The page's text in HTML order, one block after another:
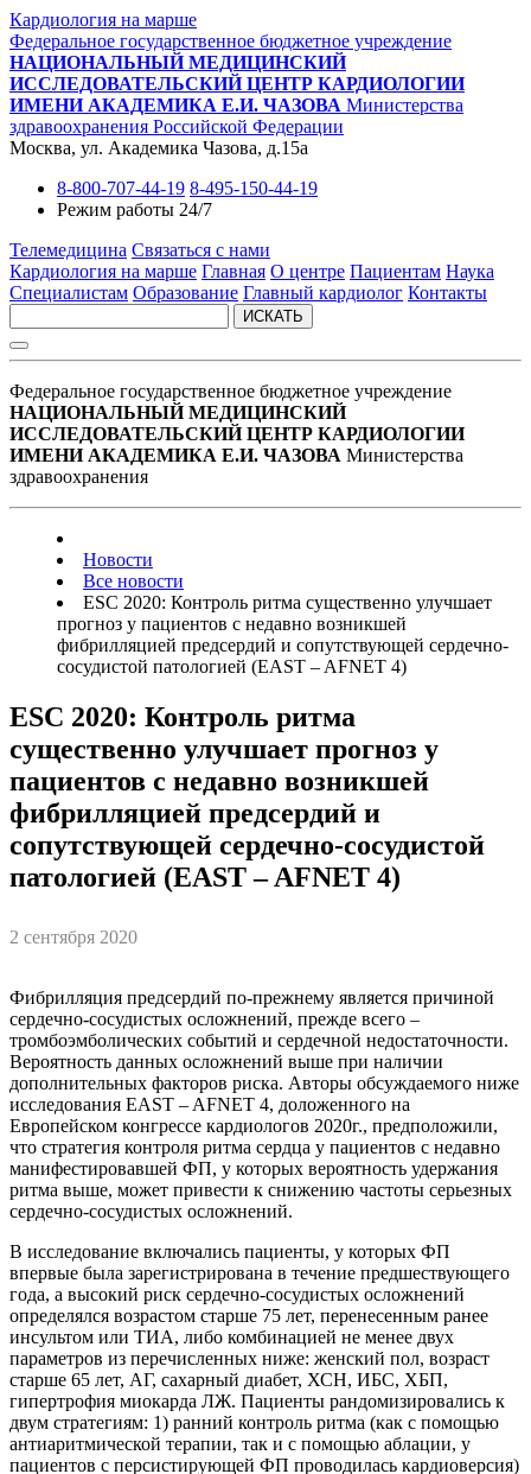
Кардиология на марше
Федеральное государственное бюджетное учреждение
НАЦИОНАЛЬНЫЙ МЕДИЦИНСКИЙ
ИССЛЕДОВАТЕЛЬСКИЙ ЦЕНТР КАРДИОЛОГИИ
ИМЕНИ АКАДЕМИКА Е.И. ЧАЗОВА Министерства
здравоохранения Российской Федерации
Москва, ул. Академика Чазова, д.15а
8-800-707-44-19 8-495-150-44-19
Режим работы 24/7
Телемедицина Связаться с нами
Кардиология на марше Главная О центре Пациентам Наука
Специалистам Образование Главный кардиолог Контакты
ИСКАТЬ
Федеральное государственное бюджетное учреждение
НАЦИОНАЛЬНЫЙ МЕДИЦИНСКИЙ
ИССЛЕДОВАТЕЛЬСКИЙ ЦЕНТР КАРДИОЛОГИИ
ИМЕНИ АКАДЕМИКА Е.И. ЧАЗОВА Министерства
здравоохранения
Новости
Все новости
ESC 2020: Контроль ритма существенно улучшает
прогноз у пациентов с недавно возникшей
фибрилляцией предсердий и сопутствующей сердечно-
сосудистой патологией (EAST – AFNET 4)
ESC 2020: Контроль ритма
существенно улучшает прогноз у
пациентов с недавно возникшей
фибрилляцией предсердий и
сопутствующей сердечно-сосудистой
патологией (EAST – AFNET 4)
2 сентября 2020
Фибрилляция предсердий по-прежнему является причиной
сердечно-сосудистых осложнений, прежде всего –
тромбоэмболических событий и сердечной недостаточности.
Вероятность данных осложнений выше при наличии
дополнительных факторов риска. Авторы обсуждаемого ниже
исследования EAST – AFNET 4, доложенного на
Европейском конгрессе кардиологов 2020г., предположили,
что стратегия контроля ритма сердца у пациентов с недавно
манифестировавшей ФП, у которых вероятность удержания
ритма выше, может привести к снижению частоты серьезных
сердечно-сосудистых осложнений.
В исследование включались пациенты, у которых ФП
впервые была зарегистрирована в течение предшествующего
года, а высокий риск сердечно-сосудистых осложнений
определялся возрастом старше 75 лет, перенесенным ранее
инсультом или ТИА, либо комбинацией не менее двух
параметров из перечисленных ниже: женский пол, возраст
старше 65 лет, АГ, сахарный диабет, ХСН, ИБС, ХБП,
гипертрофия миокарда ЛЖ. Пациенты рандомизировались к
двум стратегиям: 1) ранний контроль ритма (как с помощью
антиаритмической терапии, так и с помощью аблации, у
пациентов с персистирующей ФП проводилась кардиоверсия)